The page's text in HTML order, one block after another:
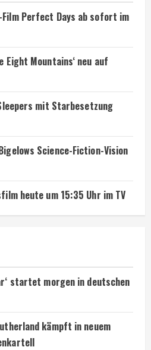
Film Perfect Days ab sofort im
Eight Mountains‘ neu auf
mit Starbesetzung
Science-Fiction-Vision
heute um 15:35 Uhr im TV
startet morgen in deutschen
kämpft in neuem